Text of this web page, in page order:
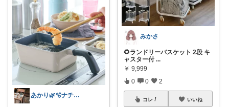
あかり🌿🫧ナチュラル雑貨が好き
みかさ
🌻ランドリーバスケット 2段 キ
ャスター付 ...
￥ 9,999
0 0 2
コレ いいね